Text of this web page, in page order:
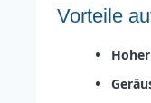
Vorteile